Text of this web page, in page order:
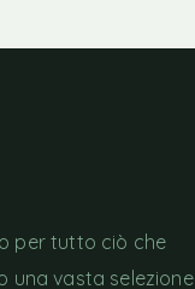
per tutto ciò che
una vasta selezione